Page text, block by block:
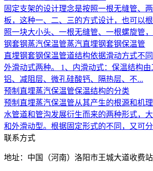
固定支架的设计理念是按照一根无缝管、
板，这种一、二、三的方式设计，也可以
照一块大小头、一根无缝管、一根螺旋管
钢套钢蒸汽保温管蒸汽直埋钢套钢保温管
直埋钢套钢保温管道结构依据滑动方式不
外滑动式两种。 1、内滑动式：保温结构
铝、减阻层、微孔硅酸钙、隔热层、不...
预制直埋蒸汽保温管保温结构的分类
预制直埋蒸汽保温管从其产生的根源和机
水管道和管沟发展衍生而来的两种形式，
和外滑动型。根据固定形式的不同，又可
联系方式
地址：中国（河南）洛阳市王城大道收费